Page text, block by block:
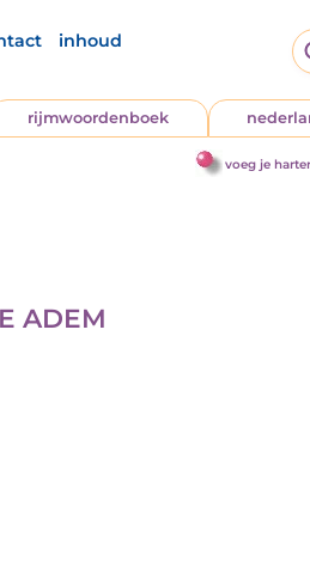
inhoud
rijmwoordenboek
voeg je
ADEM